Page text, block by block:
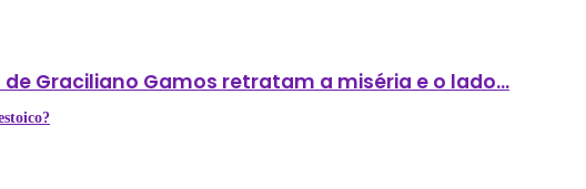
Graciliano Gamos retratam a miséria e o lado…